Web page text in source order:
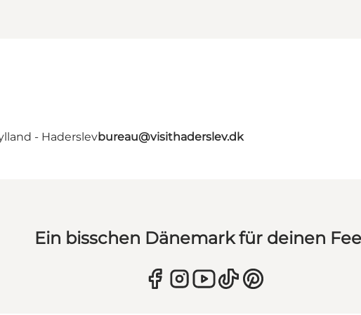
- Haderslevbureau@visithaderslev.dk
Ein bisschen Dänemark für deinen